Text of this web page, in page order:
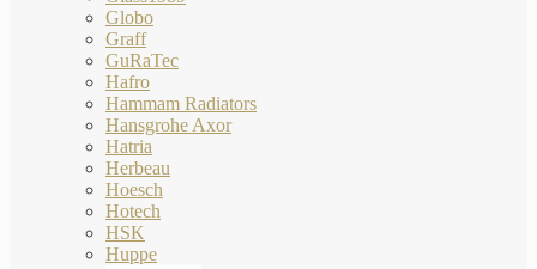
Globo
Graff
GuRaTec
Hafro
Hammam Radiators
Hansgrohe Axor
Hatria
Herbeau
Hoesch
Hotech
HSK
Huppe